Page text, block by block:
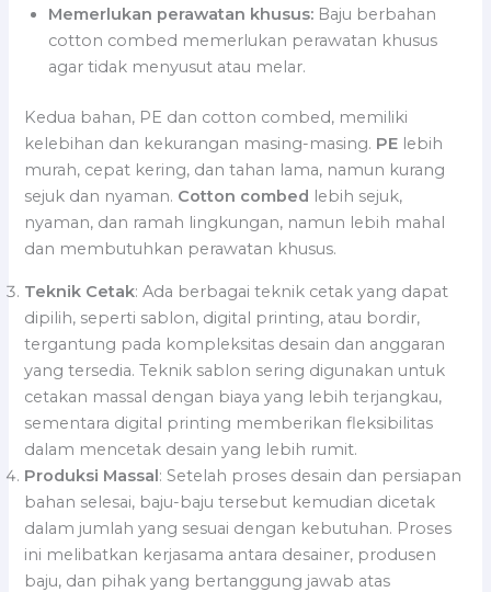
Memerlukan perawatan khusus: Baju berbahan
cotton combed memerlukan perawatan khusus
agar tidak menyusut atau melar.
Kedua bahan, PE dan cotton combed, memiliki
kelebihan dan kekurangan masing-masing. PE lebih
murah, cepat kering, dan tahan lama, namun kurang
sejuk dan nyaman. Cotton combed lebih sejuk,
nyaman, dan ramah lingkungan, namun lebih mahal
dan membutuhkan perawatan khusus.
Teknik Cetak: Ada berbagai teknik cetak yang dapat
dipilih, seperti sablon, digital printing, atau bordir,
tergantung pada kompleksitas desain dan anggaran
yang tersedia. Teknik sablon sering digunakan untuk
cetakan massal dengan biaya yang lebih terjangkau,
sementara digital printing memberikan fleksibilitas
dalam mencetak desain yang lebih rumit.
Produksi Massal: Setelah proses desain dan persiapan
bahan selesai, baju-baju tersebut kemudian dicetak
dalam jumlah yang sesuai dengan kebutuhan. Proses
ini melibatkan kerjasama antara desainer, produsen
baju, dan pihak yang bertanggung jawab atas